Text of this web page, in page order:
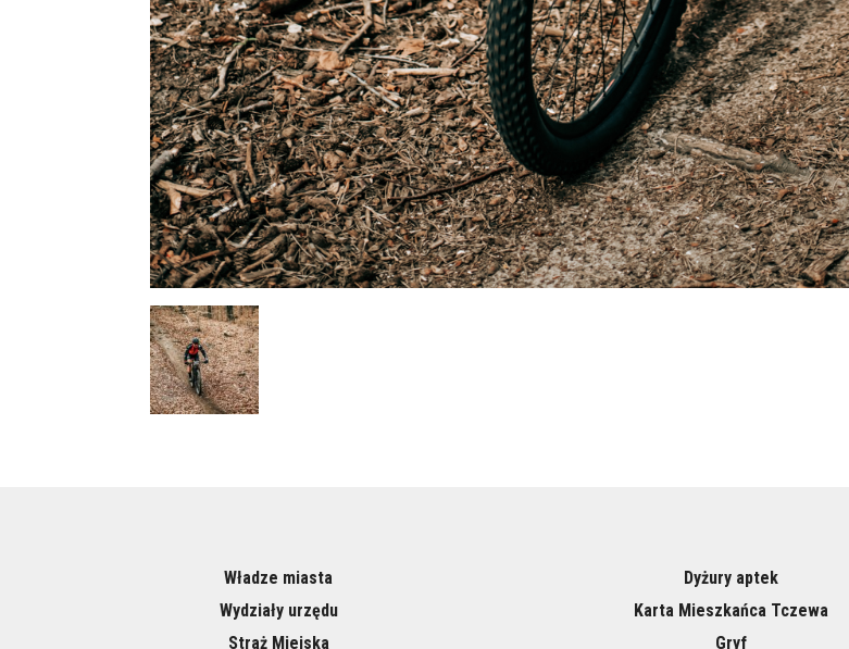
Władze miasta
Wydziały urzędu
Straż Miejska
Dyżury aptek
Karta Mieszkańca Tczewa
Gryf